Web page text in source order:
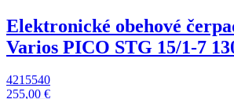
Elektronické obehové
Varios PICO STG 15/1-7
4215540
255,00 €